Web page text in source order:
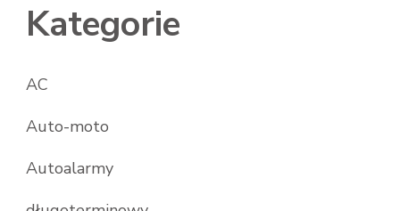
Kategorie
AC
Auto-moto
Autoalarmy